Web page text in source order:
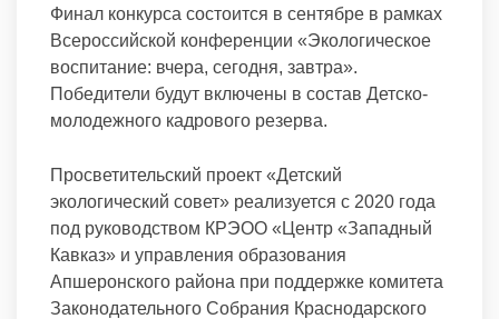
Финал конкурса состоится в сентябре в рамках
Всероссийской конференции «Экологическое
воспитание: вчера, сегодня, завтра».
Победители будут включены в состав Детско-
молодежного кадрового резерва.
Просветительский проект «Детский
экологический совет» реализуется с 2020 года
под руководством КРЭОО «Центр «Западный
Кавказ» и управления образования
Апшеронского района при поддержке комитета
Законодательного Собрания Краснодарского